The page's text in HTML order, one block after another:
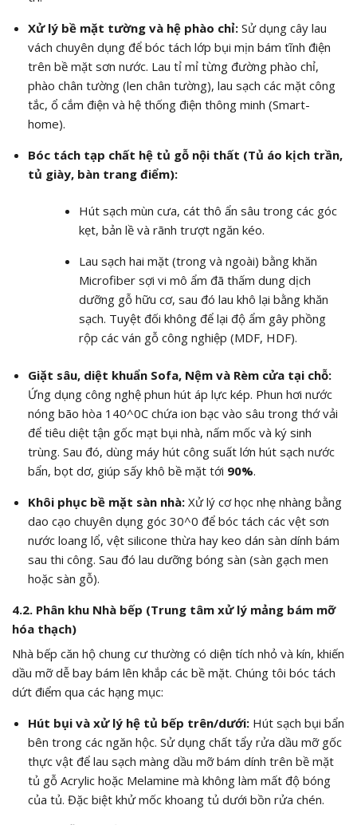
Xử lý bề mặt tường và hệ phào chỉ:Sử dụng cây lau
vách chuyên dụng để bóc tách lớp bụi mịn bám tĩnh điện
trên bề mặt sơn nước. Lau tỉ mỉ từng đường phào chỉ,
phào chân tường (len chân tường), lau sạch các mặt công
tắc, ổ cắm điện và hệ thống điện thông minh (Smart-
home).
Bóc tách tạp chất hệ tủ gỗ nội thất (Tủ áo kịch trần,
tủ giày, bàn trang điểm):
Hút sạch mùn cưa, cát thô ẩn sâu trong các góc
kẹt, bản lề và rãnh trượt ngăn kéo.
Lau sạch hai mặt (trong và ngoài) bằng khăn
Microfiber sợi vi mô ẩm đã thấm dung dịch
dưỡng gỗ hữu cơ, sau đó lau khô lại bằng khăn
sạch. Tuyệt đối không để lại độ ẩm gây phồng
rộp các ván gỗ công nghiệp (MDF, HDF).
Giặt sâu, diệt khuẩn Sofa, Nệm và Rèm cửa tại chỗ:
Ứng dụng công nghệ phun hút áp lực kép. Phun hơi nước
nóng bão hòa 140^0Cchứa ion bạc vào sâu trong thớ vải
để tiêu diệt tận gốc mạt bụi nhà, nấm mốc và ký sinh
trùng. Sau đó, dùng máy hút công suất lớn hút sạch nước
bẩn, bọt dơ, giúp sấy khô bề mặt tới 90%.
Khôi phục bề mặt sàn nhà:Xử lý cơ học nhẹ nhàng bằng
dao cạo chuyên dụng góc 30^0 để bóc tách các vệt sơn
nước loang lổ, vệt silicone thừa hay keo dán sàn dính bám
sau thi công. Sau đó lau dưỡng bóng sàn (sàn gạch men
hoặc sàn gỗ).
4.2. Phân khu Nhà bếp (Trung tâm xử lý mảng bám mỡ
hóa thạch)
Nhà bếp căn hộ chung cư thường có diện tích nhỏ và kín, khiến
dầu mỡ dễ bay bám lên khắp các bề mặt. Chúng tôi bóc tách
dứt điểm qua các hạng mục:
Hút bụi và xử lý hệ tủ bếp trên/dưới:Hút sạch bụi bẩn
bên trong các ngăn hộc. Sử dụng chất tẩy rửa dầu mỡ gốc
thực vật để lau sạch màng dầu mỡ bám dính trên bề mặt
tủ gỗ Acrylic hoặc Melamine mà không làm mất độ bóng
của tủ. Đặc biệt khử mốc khoang tủ dưới bồn rửa chén.